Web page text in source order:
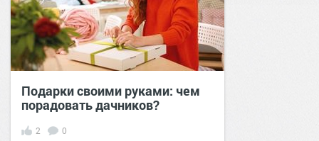
Подарки своими руками: чем
порадовать дачников?
2 0